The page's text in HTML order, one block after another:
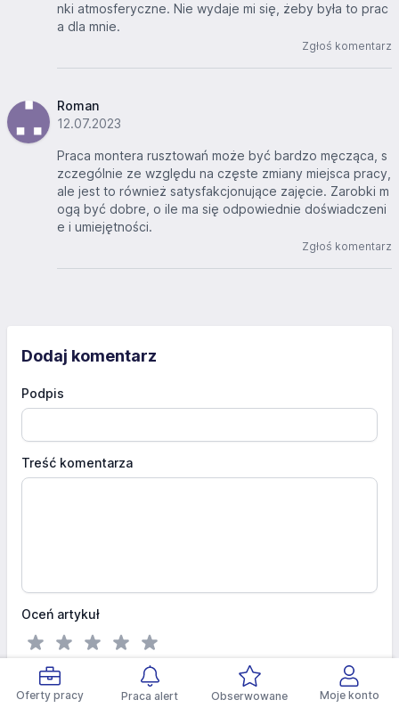
Oferty pracy Praca alert Obserwowane Moje konto
nki atmosferyczne. Nie wydaje mi się, żeby była to prac
a dla mnie.
Zgłoś komentarz
Roman
12.07.2023
Praca montera rusztowań może być bardzo męcząca, s
zczególnie ze względu na częste zmiany miejsca pracy,
ale jest to również satysfakcjonujące zajęcie. Zarobki m
ogą być dobre, o ile ma się odpowiednie doświadczeni
e i umiejętności.
Zgłoś komentarz
Dodaj komentarz
Podpis
Treść komentarza
Oceń artykuł
Dodaj komentarz